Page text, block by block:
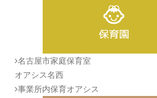
名古屋市家庭保育室
オアシス名西
事業所内保育オアシス